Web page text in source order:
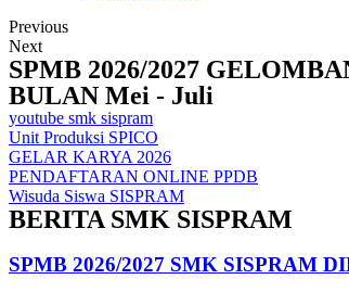
Previous
Next
SPMB 2026/2027
BULAN Mei - Juli
youtube smk sispram
Unit Produksi SPICO
GELAR KARYA 2026
PENDAFTARAN ONLINE PPDB
Wisuda Siswa SISPRAM
BERITA SMK SISPRAM
SPMB 2026/2027 SMK SISPRAM